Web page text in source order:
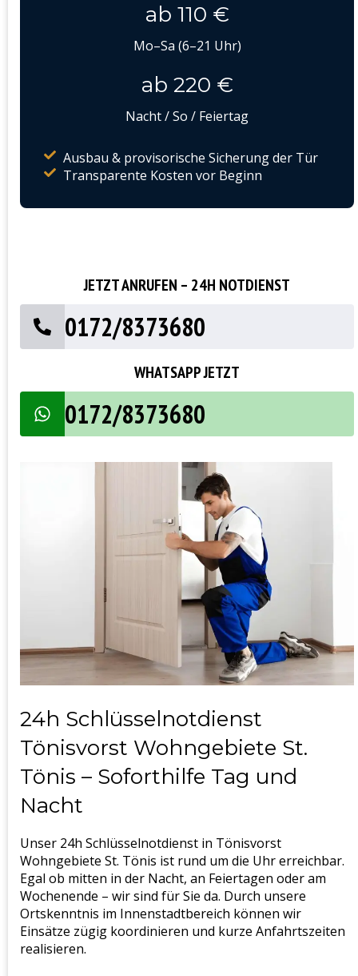
ab 110 €
Mo–Sa (6–21 Uhr)
ab 220 €
Nacht / So / Feiertag
Ausbau & provisorische Sicherung der Tür
Transparente Kosten vor Beginn
JETZT ANRUFEN – 24H NOTDIENST
0172/8373680
WHATSAPP JETZT
0172/8373680
24h Schlüsselnotdienst
Tönisvorst Wohngebiete St.
Tönis – Soforthilfe Tag und
Nacht
Unser 24h Schlüsselnotdienst in Tönisvorst
Wohngebiete St. Tönis ist rund um die Uhr erreichbar.
Egal ob mitten in der Nacht, an Feiertagen oder am
Wochenende – wir sind für Sie da. Durch unsere
Ortskenntnis im Innenstadtbereich können wir
Einsätze zügig koordinieren und kurze Anfahrtszeiten
realisieren.